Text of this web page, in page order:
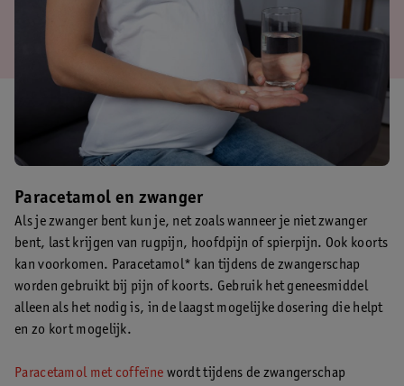
Paracetamol en zwanger
Als je zwanger bent kun je, net zoals wanneer je niet zwanger
bent, last krijgen van rugpijn, hoofdpijn of spierpijn. Ook koorts
kan voorkomen. Paracetamol* kan tijdens de zwangerschap
worden gebruikt bij pijn of koorts. Gebruik het geneesmiddel
alleen als het nodig is, in de laagst mogelijke dosering die helpt
en zo kort mogelijk.
Paracetamol met coffeïne wordt tijdens de zwangerschap